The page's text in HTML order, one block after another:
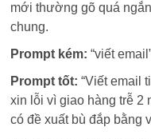
mới thường gõ quá
chung.
Prompt kém: “viết
Prompt tốt: “Viết email
xin lỗi vì giao hàng trễ 2
có đề xuất bù đắp bằng